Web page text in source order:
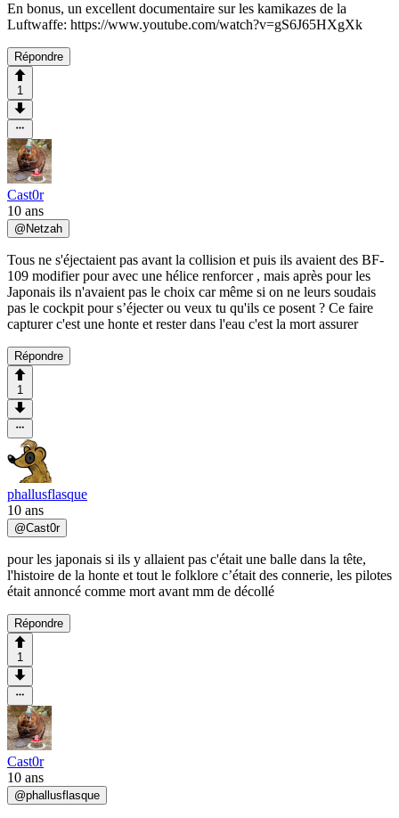
En bonus, un excellent documentaire sur les kamikazes de la
Luftwaffe: https://www.youtube.com/watch?v=gS6J65HXgXk
Répondre
1
Cast0r
10 ans
@ Netzah
Tous ne s'éjectaient pas avant la collision et puis ils avaient des BF-
109 modifier pour avec une hélice renforcer , mais après pour les
Japonais ils n'avaient pas le choix car même si on ne leurs soudais
pas le cockpit pour s’éjecter ou veux tu qu'ils ce posent ? Ce faire
capturer c'est une honte et rester dans l'eau c'est la mort assurer
Répondre
1
phallusflasque
10 ans
@Cast0r
pour les japonais si ils y allaient pas c'était une balle dans la tête,
l'histoire de la honte et tout le folklore c’était des connerie, les pilotes
était annoncé comme mort avant mm de décollé
Répondre
1
Cast0r
10 ans
@phallusflasque